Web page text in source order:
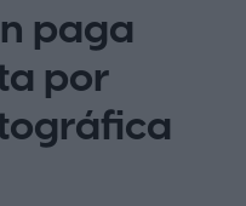
paga
por